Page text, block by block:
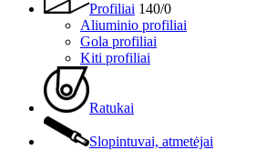
Profiliai 140/0
Aliuminio profiliai
Gola profiliai
Kiti profiliai
Ratukai
Slopintuvai, atmetėjai